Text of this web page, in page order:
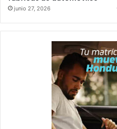
junio 27, 2026